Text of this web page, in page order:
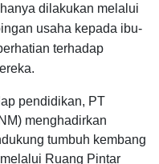
dilakukan melalui
usaha kepada ibu-
terhadap
pendidikan, PT
menghadirkan
tumbuh kembang
Ruang Pintar